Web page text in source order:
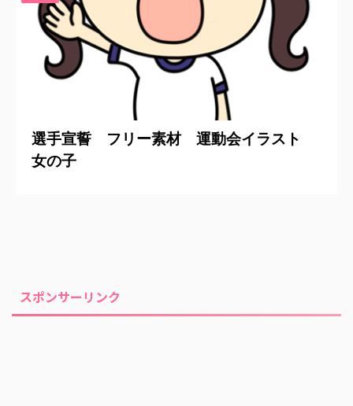
選手宣誓 フリー素材 運動会イラスト
女の子
スポンサーリンク